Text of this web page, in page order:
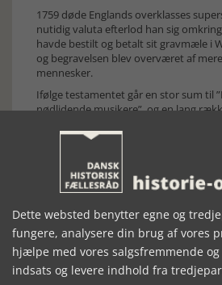
1759 døde Englands overklasses
nutidig valuta efterlod han sig
havde bestilt og betalt sit gravmæle i
og begravelsen blev overværet af
mennesker.
Ifølge testamentet går en stor sum til
nødlidende musikere”, og en lang
betænkt.
Bogen slutter med:
begrundelsen for Händels ry som Johann
For det ry stadfæster hele hans livsværk”.
Bag i bogen findes en liste over
skal forklares hver gang inde i teksten.
Rasmussen forstår kunsten at skrive
man skal have den store indsigt i det
glimrende musikformidler. Dog havde
Dette websted benytter egne og
fungere, analysere din brug af vores
hjælpe med vores salgsfremmende
indsats og levere indhold fra